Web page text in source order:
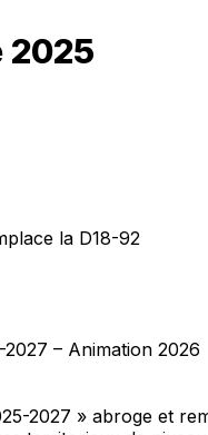
2025
la D18-92
– Animation 2026
2027 » abroge et